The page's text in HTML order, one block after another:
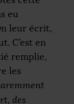
eu
leur écrit,
C’est en
remplie,
les
des